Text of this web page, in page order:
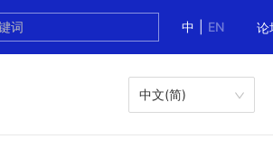
中
EN 论
中文(简)